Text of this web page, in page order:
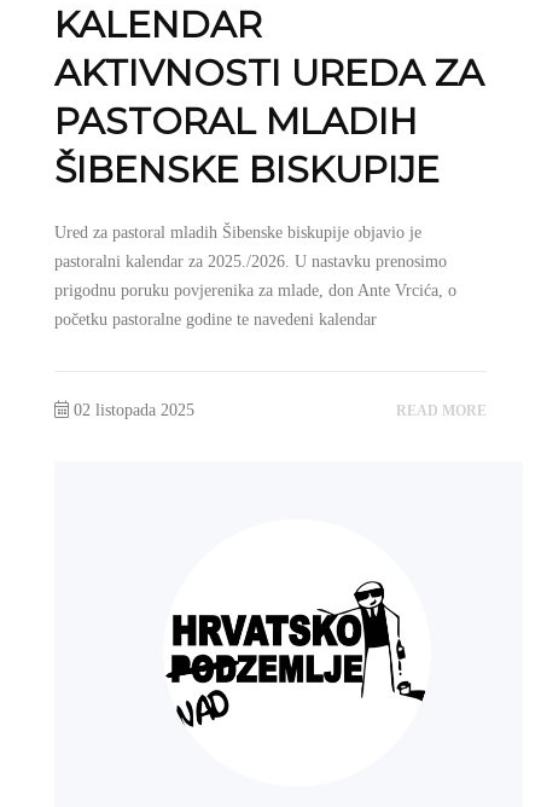
KALENDAR
AKTIVNOSTI UREDA ZA
PASTORAL MLADIH
ŠIBENSKE BISKUPIJE
Ured za pastoral mladih Šibenske biskupije objavio je
pastoralni kalendar za 2025./2026. U nastavku prenosimo
prigodnu poruku povjerenika za mlade, don Ante Vrcića, o
početku pastoralne godine te navedeni kalendar
02 listopada 2025 READ MORE